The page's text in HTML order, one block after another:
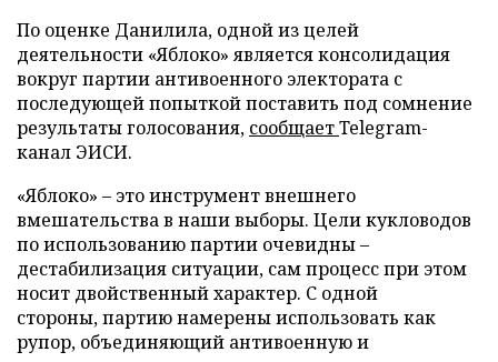
По оценке Данилила, одной из целей
деятельности «Яблоко» является консолидация
вокруг партии антивоенного электората с
последующей попыткой поставить под сомнение
результаты голосования, сообщаетTelegram-
канал ЭИСИ.
«Яблоко» – это инструмент внешнего
вмешательства в наши выборы. Цели кукловодов
по использованию партии очевидны –
дестабилизация ситуации, сам процесс при этом
носит двойственный характер. С одной
стороны, партию намерены использовать как
рупор, объединяющий антивоенную и